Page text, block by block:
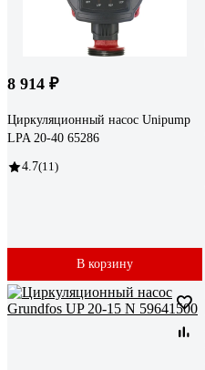
8 914 ₽
Циркуляционный насос Unipump
LPA 20-40 65286
4.7(11)
В корзину